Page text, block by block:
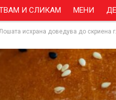
И СЛИКАМ МЕНИ
исхрана доведува до скриена